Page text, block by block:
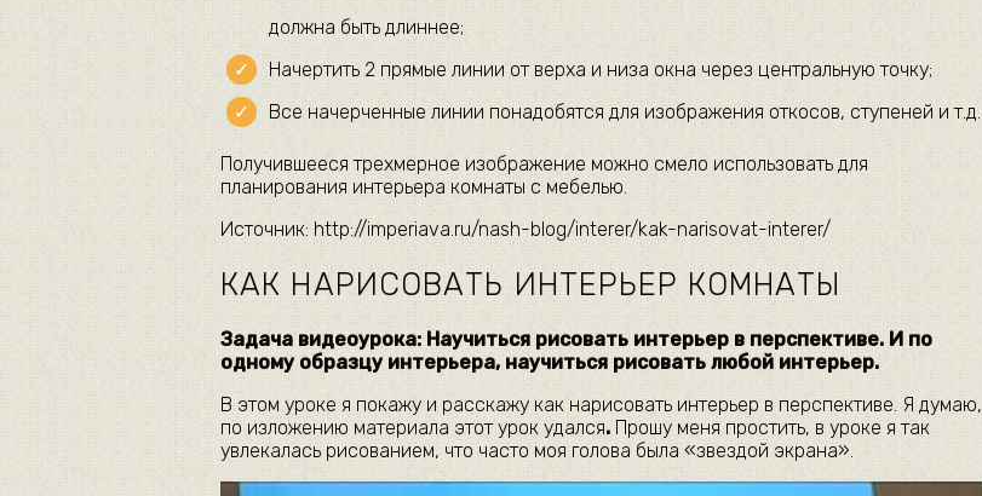
должна быть длиннее;
Начертить 2 прямые линии от верха и низа окна через центральную точку;
Все начерченные линии понадобятся для изображения откосов, ступеней и т.д.
Получившееся трехмерное изображение можно смело использовать для
планирования интерьера комнаты с мебелью.
Источник: http://imperiava.ru/nash-blog/interer/kak-narisovat-interer/
КАК НАРИСОВАТЬ ИНТЕРЬЕР КОМНАТЫ
Задача видеоурока: Научиться рисовать интерьер в перспективе. И по
одному образцу интерьера, научиться рисовать любой интерьер.
В этом уроке я покажу и расскажу как нарисовать интерьер в перспективе. Я думаю,
по изложению материала этот урок удался. Прошу меня простить, в уроке я так
увлекалась рисованием, что часто моя голова была «звездой экрана».